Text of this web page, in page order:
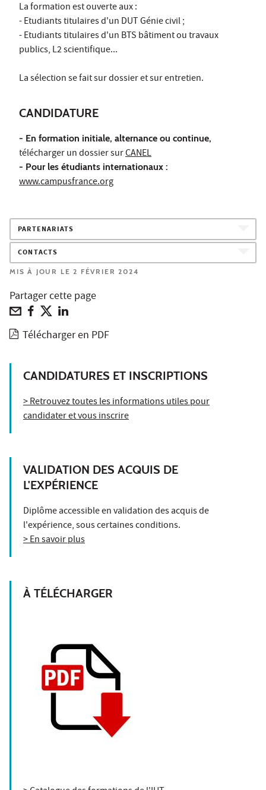
La formation est ouverte aux :
- Etudiants titulaires d'un DUT Génie civil ;
- Etudiants titulaires d'un BTS bâtiment ou travaux
publics, L2 scientifique...
La sélection se fait sur dossier et sur entretien.
CANDIDATURE
- En formation initiale, alternance ou continue,
télécharger un dossier surCANEL
- Pour les étudiants internationaux :
www.campusfrance.org
PARTENARIATS
CONTACTS
MIS À JOUR LE 2 FÉVRIER 2024
Partager cette page
Télécharger en PDF
CANDIDATURES ET INSCRIPTIONS
> Retrouvez toutes les informations utiles pour
candidater et vous inscrire
VALIDATION DES ACQUIS DE
L'EXPÉRIENCE
Diplôme accessible en validation des acquis de
l'expérience, sous certaines conditions.
> En savoir plus
À TÉLÉCHARGER